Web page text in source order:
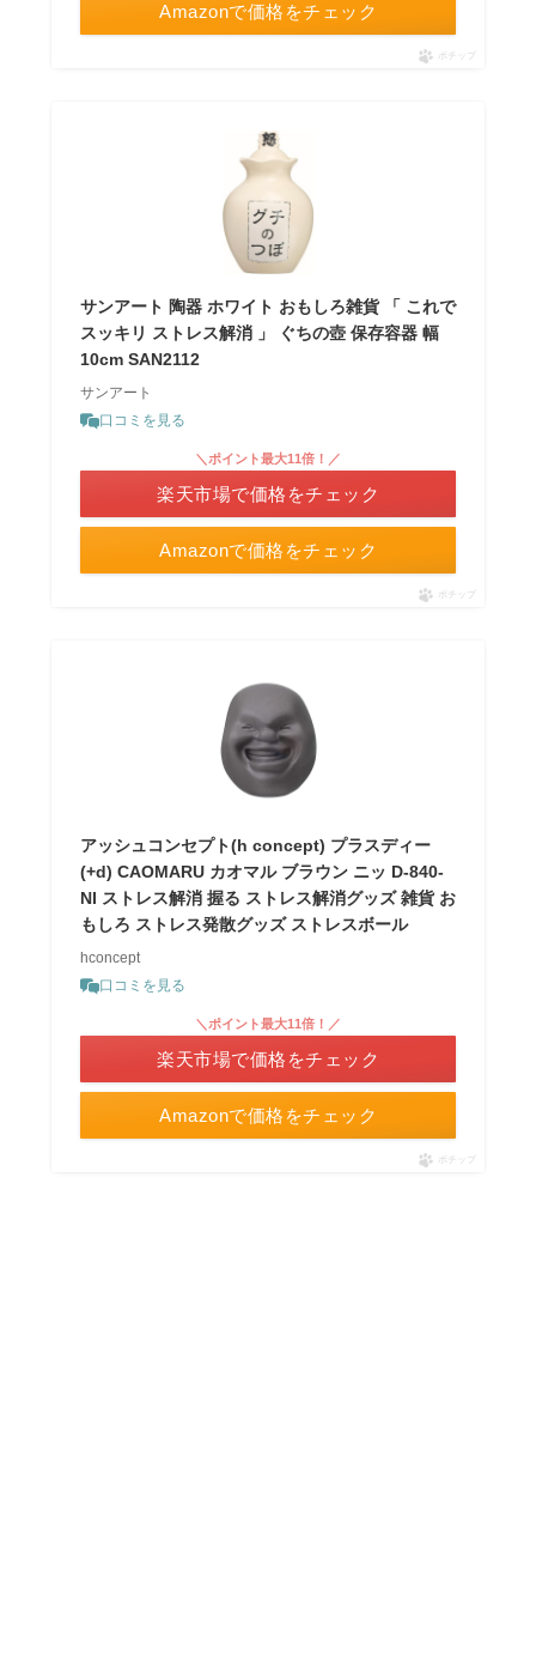
Amazonで価格をチェック
ポチップ
サンアート 陶器 ホワイト おもしろ雑貨 「 これで
スッキリ ストレス解消 」 ぐちの壺 保存容器 幅
10cm SAN2112
サンアート
口コミを見る
Amazonで価格をチェック
＼ポイント最大11倍！／
楽天市場で価格をチェック
ポチップ
アッシュコンセプト(h concept) プラスディー
(+d) CAOMARU カオマル ブラウン ニッ D-840-
NI ストレス解消 握る ストレス解消グッズ 雑貨 お
もしろ ストレス発散グッズ ストレスボール
hconcept
口コミを見る
Amazonで価格をチェック
＼ポイント最大11倍！／
楽天市場で価格をチェック
ポチップ